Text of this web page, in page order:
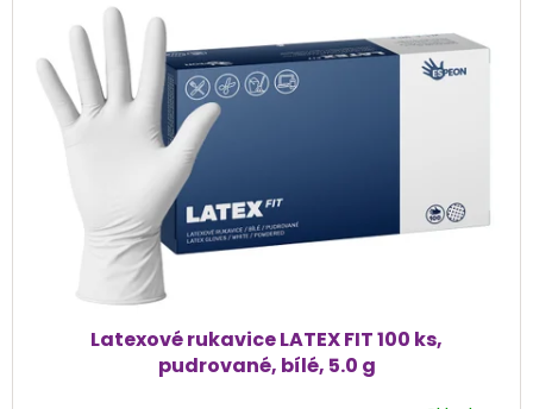
Latexové rukavice LATEX FIT 100 ks,
pudrované, bílé, 5.0 g